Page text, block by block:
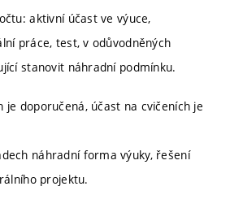
aktivní účast ve výuce,
práce, test, v odůvodněných
stanovit náhradní podmínku.
je doporučená, účast na cvičeních je
náhradní forma výuky, řešení
projektu.